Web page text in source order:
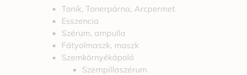
Tonik, Tonerpárna, Arcpermet
Esszencia
Szérum, ampulla
Fátyolmaszk, maszk
Szemkörnyékápoló
Szempillaszérum